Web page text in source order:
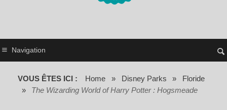
Navigation
VOUS ÊTES ICI : Home » Disney Parks »
Floride
»
The Wizarding World of Harry Potter : Hogsmeade